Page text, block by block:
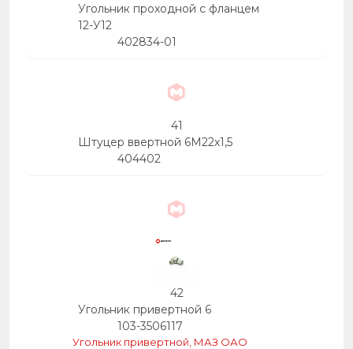
Угольник проходной с фланцем
12-У12
402834-01
41
Штуцер ввертной 6М22х1,5
404402
42
Угольник привертной 6
103-3506117
Угольник привертной, МАЗ ОАО